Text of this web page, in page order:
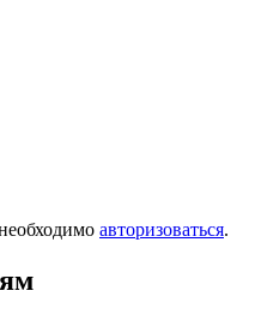
авторизоваться.